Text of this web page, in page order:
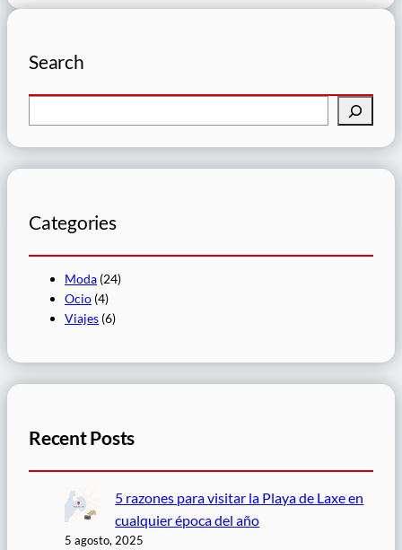
Search
u
s
c
rCategories
Moda (24)
Ocio (4)
Viajes (6)
Recent Posts
5 razones para visitar la Playa de Laxe en
cualquier época del año
5 agosto, 2025